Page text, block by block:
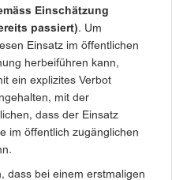
Einschätzung
passiert). Um
Einsatz im öffentlichen
herbeiführen kann,
ein explizites Verbot
mit der
dass der Einsatz
im öffentlich zugänglichen
dass bei einem erstmaligen